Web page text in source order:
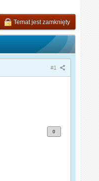
Temat jest zamknięty
#1
0